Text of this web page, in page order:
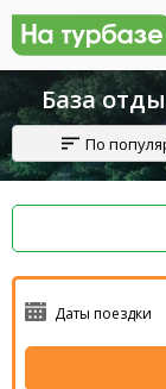
База
По